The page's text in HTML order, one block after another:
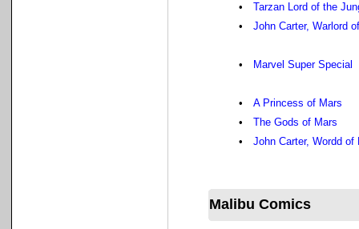
•
Tarzan Lord of the
•
John Carter, Warlord
• Marvel Super Special
•
A Princess of Mars
•
The Gods of Mars
•
John Carter, Wordd of
Malibu Comics